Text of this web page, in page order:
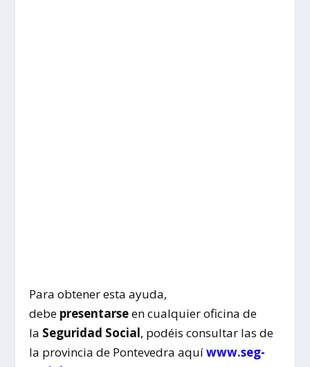
Para obtener esta ayuda,
debe presentarseen cualquier oficina de
la Seguridad Social, podéis consultar las de
la provincia de Pontevedra aquíwww.seg-